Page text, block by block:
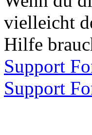
vielleicht
Hilfe
Support
Support